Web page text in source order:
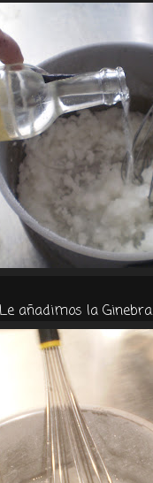
Le añadimos la Ginebra.